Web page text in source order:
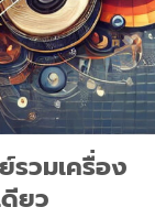
วมเครื่อง
ยว